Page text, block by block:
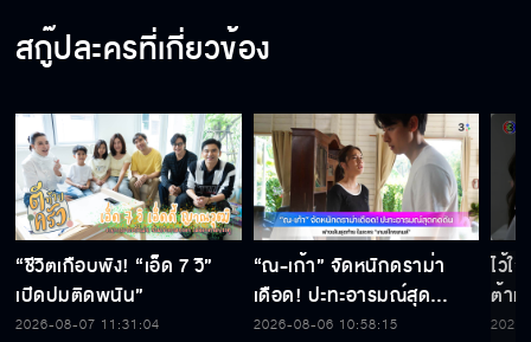
สกู๊ปละครที่เกี่ยวข้อง
“ชีวิตเกือบพัง! “เอ็ด 7 วิ”
เปิดปมติดพนัน”
2026-08-07 11:31:04
“ณ-เก้า” จัดหนักดราม่า
เดือด! ปะทะอารมณ์สุด
กดดัน ฟางเส้นสุดท้าย ใน
2026-08-06 10:58:15
ไว้ใ
ต้าห์